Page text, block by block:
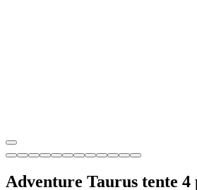
Adventure Taurus tente 4